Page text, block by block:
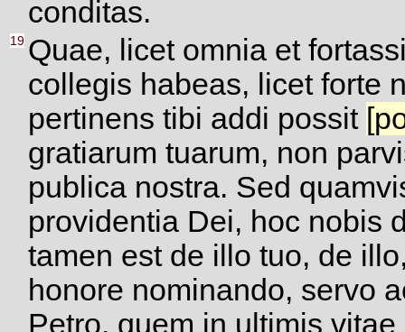
conditas.
19 Quae, licet omnia et
collegis habeas, licet forte
pertinens tibi addi possit
gratiarum tuarum, non
publica nostra. Sed
providentia Dei, hoc nobis
tamen est de illo tuo, de
honore nominando, servo
Petro, quem in ultimis